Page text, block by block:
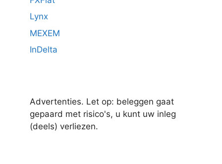
Lynx
MEXEM
InDelta
Advertenties. Let op: beleggen gaat
gepaard met risico's, u kunt uw inleg
(deels) verliezen.